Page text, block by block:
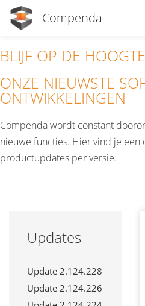
Compenda
VOOR MKB
FEATURES
KOPPELINGEN
EXTRA’S
CONTACT
BLIJF OP DE
ONZE NIEUWSTE
ONTWIKKELINGEN
Compenda wordt constant
nieuwe functies. Hier vind je een
productupdates per versie.
Updates
Update 2.124.228
Update 2.124.226